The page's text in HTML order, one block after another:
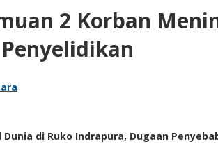
2 Korban
di Ruko Indrapura, Dugaan